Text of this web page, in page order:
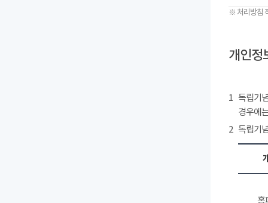
※ 처리방침
개인정
1 독립기
경우에
2 독립기
홈